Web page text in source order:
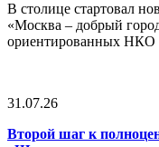
В столице стартовал
«Москва – добрый
ориентированных НКО
31.07.26
Второй шаг к